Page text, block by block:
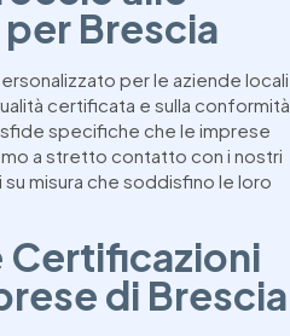
Brescia
per le aziende locali
certificata e sulla conformità
specifiche che le imprese
a stretto contatto con i nostri
misura che soddisfino le loro
Certificazioni
di Brescia